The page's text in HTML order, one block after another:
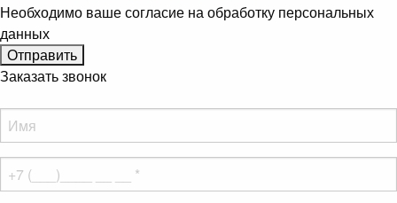
Необходимо ваше согласие на обработку персональных
данных
Заказать звонок